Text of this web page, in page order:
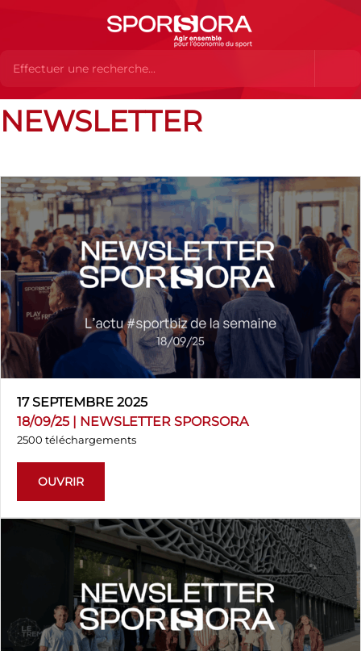
Dossiers Newsletter
NEWSLETTER
17 SEPTEMBRE 2025
18/09/25 | NEWSLETTER SPORSORA
2500 téléchargements
OUVRIR